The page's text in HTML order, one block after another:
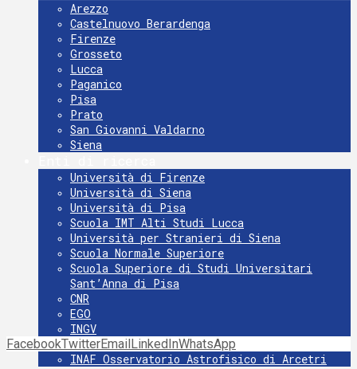
Arezzo
Castelnuovo Berardenga
Firenze
Grosseto
Lucca
Paganico
Pisa
Prato
San Giovanni Valdarno
Siena
Università di Firenze
Università di Siena
Università di Pisa
Scuola IMT Alti Studi Lucca
Università per Stranieri di Siena
Scuola Normale Superiore
Scuola Superiore di Studi Universitari
Sant’Anna di Pisa
CNR
EGO
INGV
INFN
INAF Osservatorio Astrofisico di Arcetri
FacebookTwitterEmailLinkedInWhatsApp